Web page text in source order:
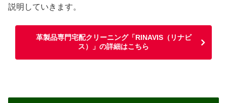
説明していきます。
革製品専門宅配クリーニング「RINAVIS（リナビ
ス）」の詳細はこちら